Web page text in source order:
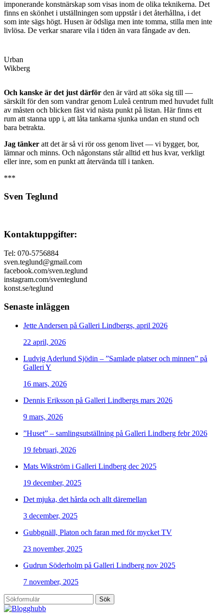
imponerande konstnärskap som visas inom de olika teknikerna. Det
finns en skönhet i utställningen som uppstår i det återhållna, i det
som inte sägs högt. Husen är ödsliga men inte tomma, stilla men inte
livlösa. De verkar snarare vila i tiden än vara fångade av den.
Urban
Wikberg
Och kanske är det just därför den är värd att söka sig till —
särskilt för den som vandrar genom Luleå centrum med huvudet fullt
av måsten och blicken fäst vid nästa punkt på listan. Här finns ett
rum att stanna upp i, att låta tankarna sjunka undan en stund och
bara betrakta.
Jag tänker att det är så vi rör oss genom livet — vi bygger, bor,
lämnar och minns. Och någonstans står alltid ett hus kvar, verkligt
eller inre, som en punkt att återvända till i tanken.
***
Sven Teglund
Kontaktuppgifter:
Tel: 070-5756884
sven.teglund@gmail.com
facebook.com/sven.teglund
instagram.com/sventeglund
konst.se/teglund
Senaste inläggen
Jette Andersen på Galleri Lindbergs, april 2026
22 april, 2026
Ludvig Aderlund Sjödin – ”Samlade platser och minnen” på
Galleri Y
16 mars, 2026
Dennis Eriksson på Galleri Lindbergs mars 2026
9 mars, 2026
”Huset” – samlingsutställning på Galleri Lindberg febr 2026
19 februari, 2026
Mats Wikström i Galleri Lindberg dec 2025
19 december, 2025
Det mjuka, det hårda och allt däremellan
3 december, 2025
Gubbgnäll, Platon och faran med för mycket TV
23 november, 2025
Gudrun Söderholm på Galleri Lindberg nov 2025
7 november, 2025
Sök